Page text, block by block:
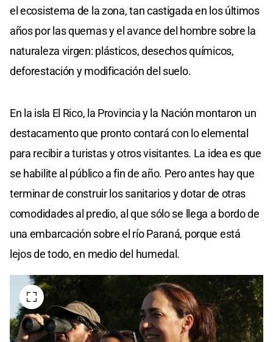
el ecosistema de la zona, tan castigada en los últimos
años por las quemas y el avance del hombre sobre la
naturaleza virgen: plásticos, desechos químicos,
deforestación y modificación del suelo.
En la isla El Rico, la Provincia y la Nación montaron un
destacamento que pronto contará con lo elemental
para recibir a turistas y otros visitantes. La idea es que
se habilite al público a fin de año. Pero antes hay que
terminar de construir los sanitarios y dotar de otras
comodidades al predio, al que sólo se llega a bordo de
una embarcación sobre el río Paraná, porque está
lejos de todo, en medio del humedal.